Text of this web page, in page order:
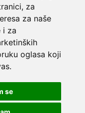
, za
za naše
i za
oglasa koji
.
se